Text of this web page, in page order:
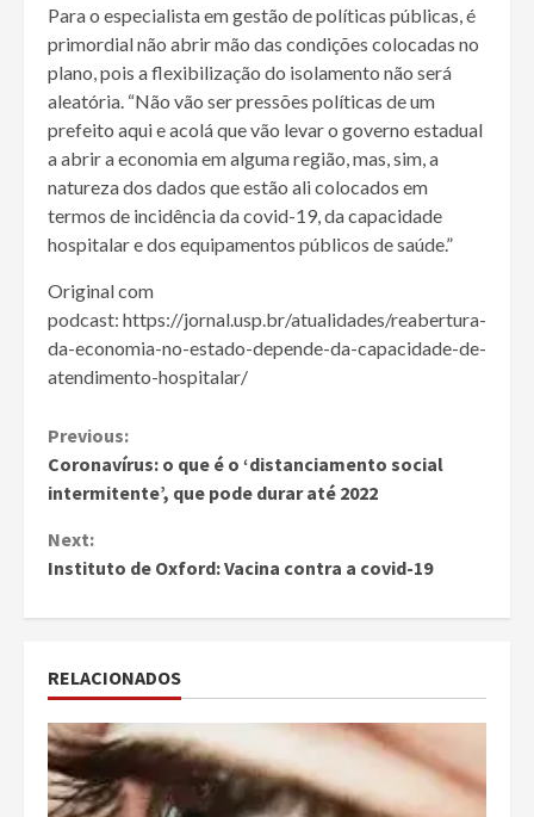
Para o especialista em gestão de políticas públicas, é
primordial não abrir mão das condições colocadas no
plano, pois a flexibilização do isolamento não será
aleatória. “Não vão ser pressões políticas de um
prefeito aqui e acolá que vão levar o governo estadual
a abrir a economia em alguma região, mas, sim, a
natureza dos dados que estão ali colocados em
termos de incidência da covid-19, da capacidade
hospitalar e dos equipamentos públicos de saúde.”
Original com
podcast: https://jornal.usp.br/atualidades/reabertura-
da-economia-no-estado-depende-da-capacidade-de-
atendimento-hospitalar/
Continue
Reading
Previous:
Coronavírus: o que é o ‘distanciamento social
intermitente’, que pode durar até 2022
Next:
Instituto de Oxford: Vacina contra a covid-19
RELACIONADOS